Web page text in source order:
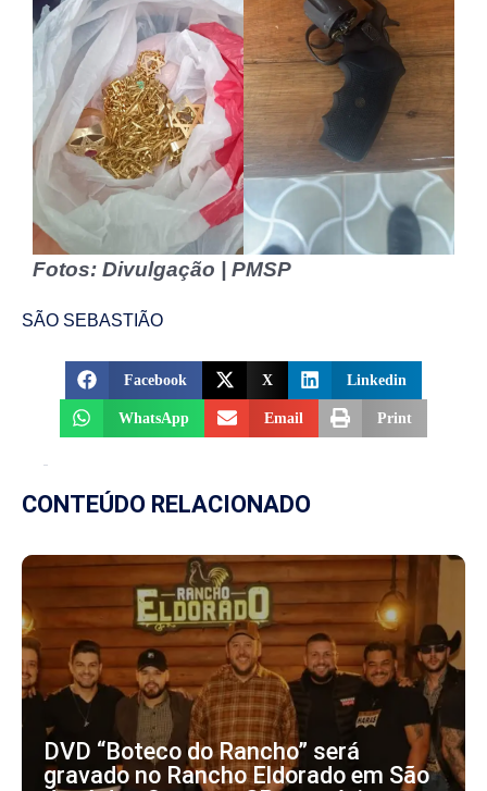
Fotos: Divulgação | PMSP
SÃO SEBASTIÃO
Facebook X Linkedin
WhatsApp Email Print
CONTEÚDO RELACIONADO
DVD “Boteco do Rancho” será
gravado no Rancho Eldorado em São